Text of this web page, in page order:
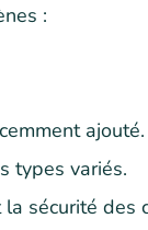
:
ajouté.
types variés.
sécurité des